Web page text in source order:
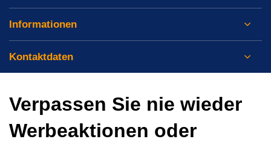
Informationen
Kontaktdaten
Verpassen Sie nie wieder
Werbeaktionen oder